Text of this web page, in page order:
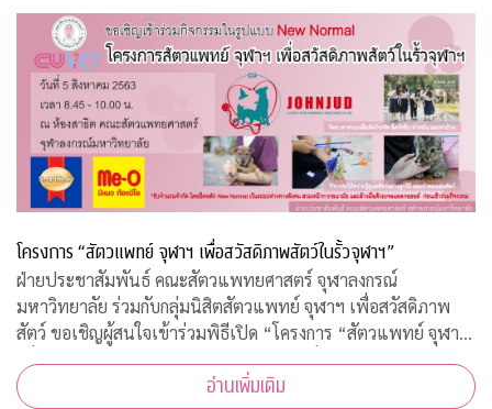
โครงการ “สัตวแพทย์ จุฬาฯ เพื่อสวัสดิภาพสัตว์ในรั้วจุฬาฯ”
ฝ่ายประชาสัมพันธ์ คณะสัตวแพทยศาสตร์ จุฬาลงกรณ์
มหาวิทยาลัย ร่วมกับกลุ่มนิสิตสัตวแพทย์ จุฬาฯ เพื่อสวัสดิภาพ
สัตว์ ขอเชิญผู้สนใจเข้าร่วมพิธีเปิด “โครงการ “สัตวแพทย์ จุฬาฯ
เพื่อสวัสดิภาพสัตว์ในรั้วจุฬาฯ” ในวันพุธที่ 5 สิงหาคม 2563
เวลา 08.45 – 10.00 น. ณ ห้ออ่านเพิ่มเติม